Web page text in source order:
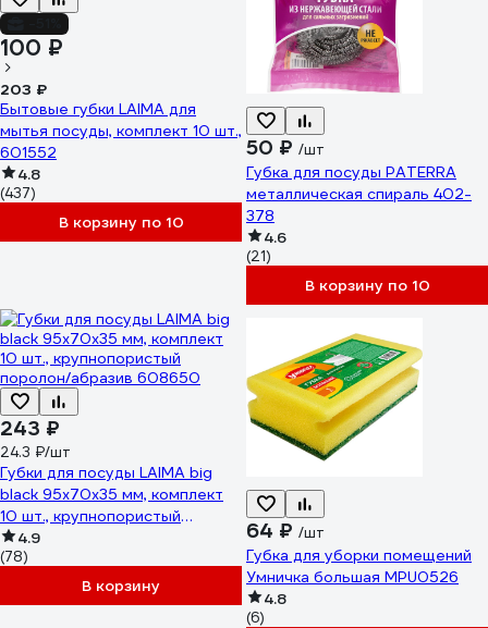
100 ₽
203 ₽
Бытовые губки LAIMA для
мытья посуды, комплект 10 шт.,
601552
4.8
(437)
В корзину по 10
50 ₽ /шт
Губка для посуды PATERRA
металлическая спираль 402-
378
4.6
(21)
В корзину по 10
243 ₽
24.3 ₽/шт
Губки для посуды LAIMA big
black 95x70x35 мм, комплект
10 шт., крупнопористый
поролон/абразив 608650
4.9
(78)
В корзину
64 ₽ /шт
Губка для уборки помещений
Умничка большая MPU0526
4.8
(6)